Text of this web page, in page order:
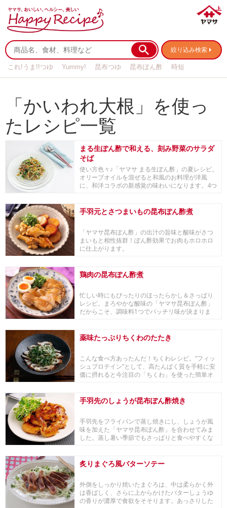
絞り込み検索
これ!うま!!つゆ Yummy! 昆布つゆ 昆布ぽん酢
時短
「かいわれ大根」を使っ
たレシピ一覧
まる生ぽん酢で和える、刻み野菜のサラダ
そば
使い方色々♪「ヤマサ まる生ぽん酢」の夏レシピ。
オリーブオイルを混ぜると和風のお料理が洋風
に、和洋コラボの新感覚の味わいになります。4つ
手羽元とさつまいもの昆布ぽん酢煮
「ヤマサ昆布ぽん酢」の出汁の旨味と酸味がさつ
まいもと相性抜群！ぽん酢効果でお肉もホロホロ
に仕上がります。
鶏肉の昆布ぽん酢煮
忙しい時にもぴったりのほったらかし＆さっぱり
レシピ。まろやかな酸味の「ヤマサ昆布ぽん酢」
だからこそ、調味料1つでバッチリ味が決まりま
薬味たっぷりちくわのたたき
こんな食べ方あったんだ！ちくわレシピ。“フィッ
シュプロテイン”として、高たんぱく質を手軽に安
価に摂れると今注目の「ちくわ」を使った簡単オ
手羽先のしょうが昆布ぽん酢焼き
手羽先をフライパンで蒸し焼きにし、しょうが風
味を加えた「ヤマサ昆布ぽん酢」を合わせてみま
した。蒸し暑い季節でもさっぱりと食べやすくな
炙りまぐろ風バターソテー
外側をしっかり焼いたまぐろは、中は柔らかく外
は香ばしく、さらに上からかけたバターしょうゆ
の香りが濃厚で食欲をそそります。あっさりした